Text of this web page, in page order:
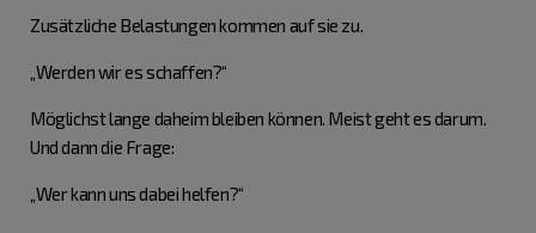
Zusätzliche Belastungen kommen auf sie zu.
„Werden wir es schaffen?“
Möglichst lange daheim bleiben können. Meist geht es darum.
Und dann die Frage:
„Wer kann uns dabei helfen?“